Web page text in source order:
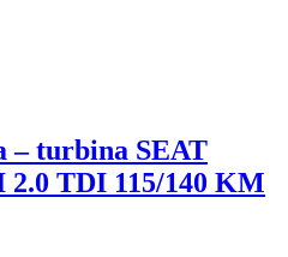
– turbina SEAT
TDI 115/140 KM